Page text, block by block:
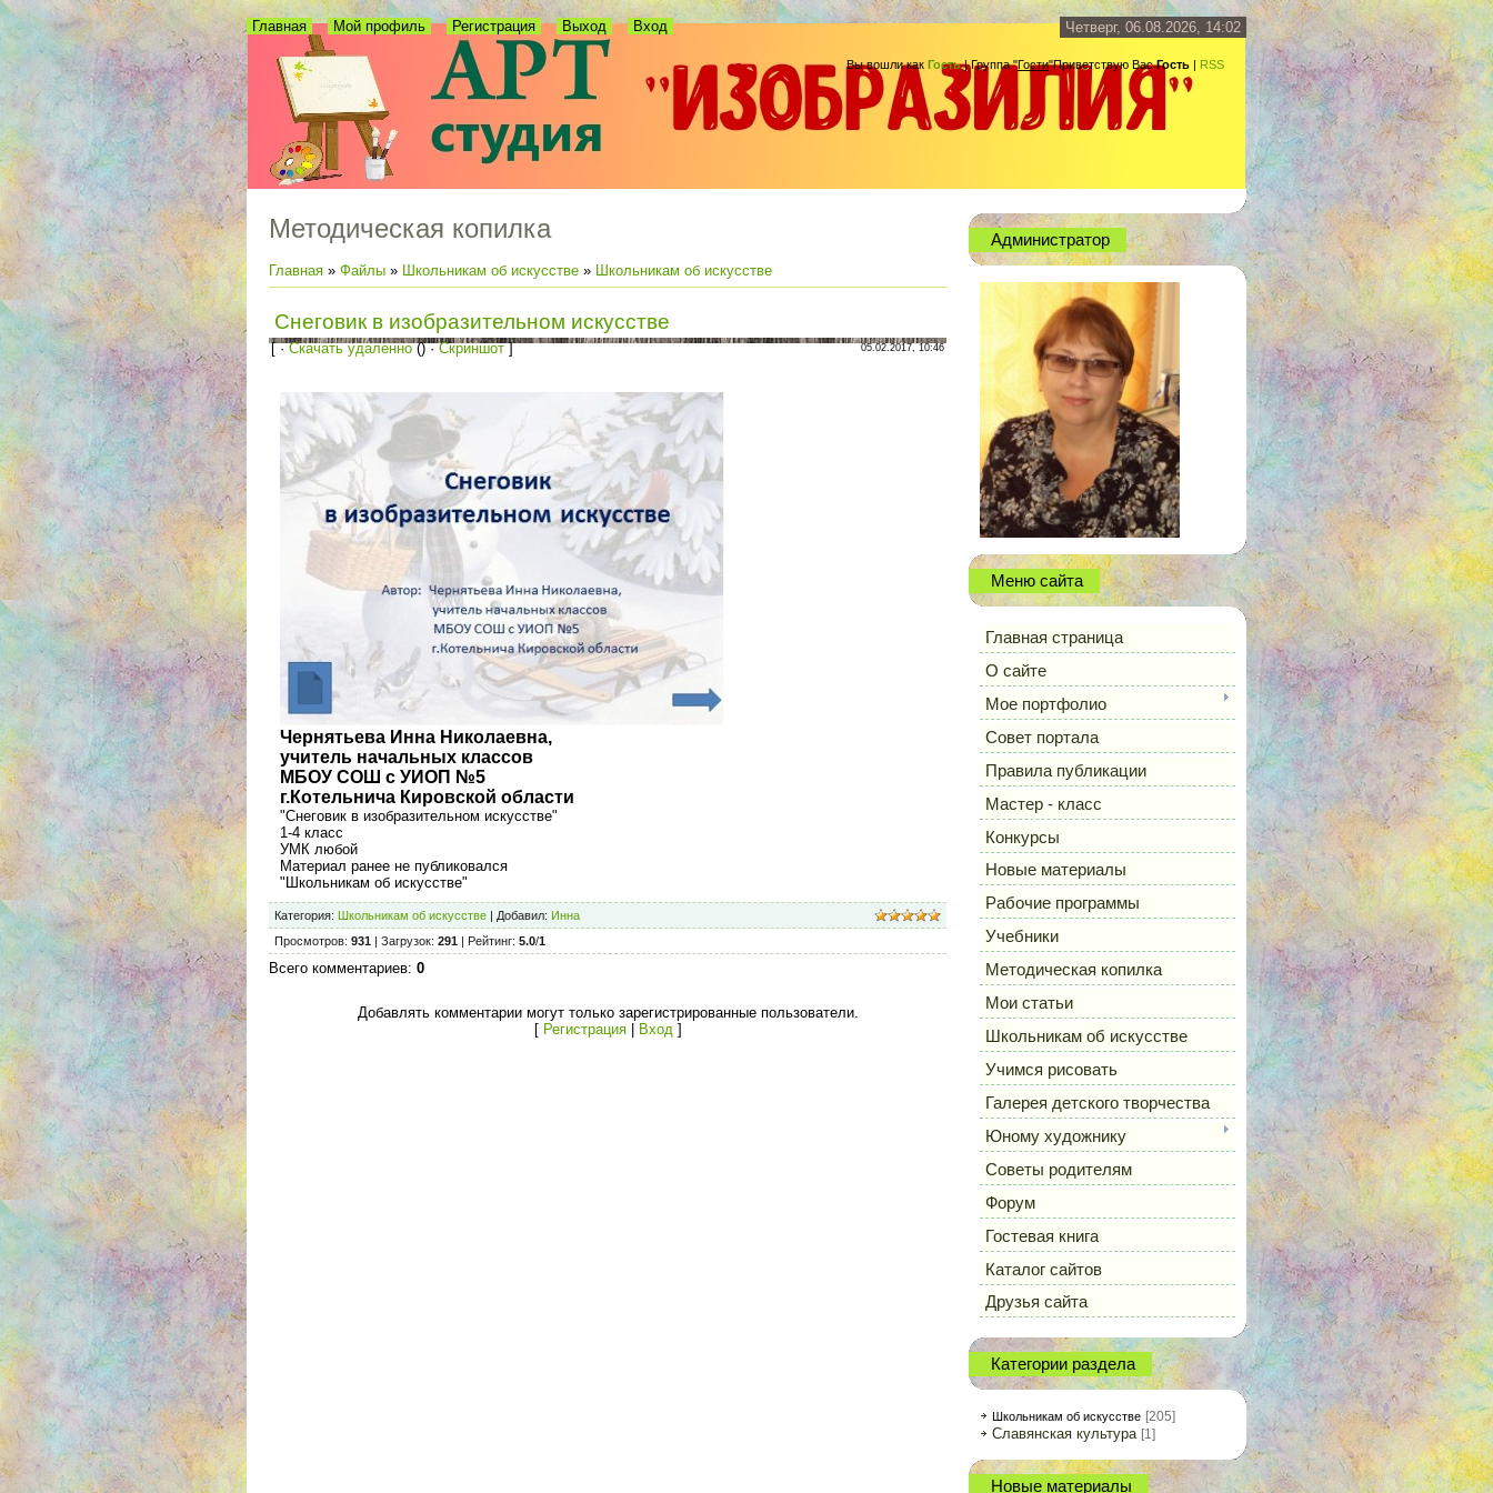
Четверг, 06.08.2026, 14:02
Вы вошли как Гость|Группа"Гости"Приветствую Вас Гость | RSS
Главная Мой профиль Регистрация Выход Вход
Методическая копилка
Главная » Файлы » Школьникам об искусстве » Школьникам об искусстве
Снеговик в изобразительном искусстве
[ ·Скачать удаленно() ·Скриншот] 05.02.2017, 10:46
Чернятьева Инна Николаевна,
учитель начальных классов
МБОУ СОШ с УИОП №5
г.Котельнича Кировской области
"Снеговик в изобразительном искусстве"
1-4 класс
УМК любой
Материал ранее не публиковался
"Школьникам об искусстве"
Категория: Школьникам об искусстве | Добавил: Инна
Просмотров: 931 | Загрузок: 291 | Рейтинг: 5.0/1
Всего комментариев: 0
Добавлять комментарии могут только зарегистрированные пользователи.
[ Регистрация| Вход ]
Администратор
Меню сайта
Главная страница
О сайте
Мое портфолио
Совет портала
Правила публикации
Мастер - класс
Конкурсы
Новые материалы
Рабочие программы
Учебники
Методическая копилка
Мои статьи
Школьникам об искусстве
Учимся рисовать
Галерея детского творчества
Юному художнику
Советы родителям
Форум
Гостевая книга
Каталог сайтов
Друзья сайта
Категории раздела
Школьникам об искусстве [205]
Славянская культура [1]
Новые материалы